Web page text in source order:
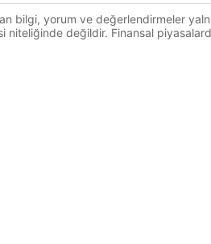
bilgi, yorum ve değerlendirmeler
niteliğinde değildir. Finansal